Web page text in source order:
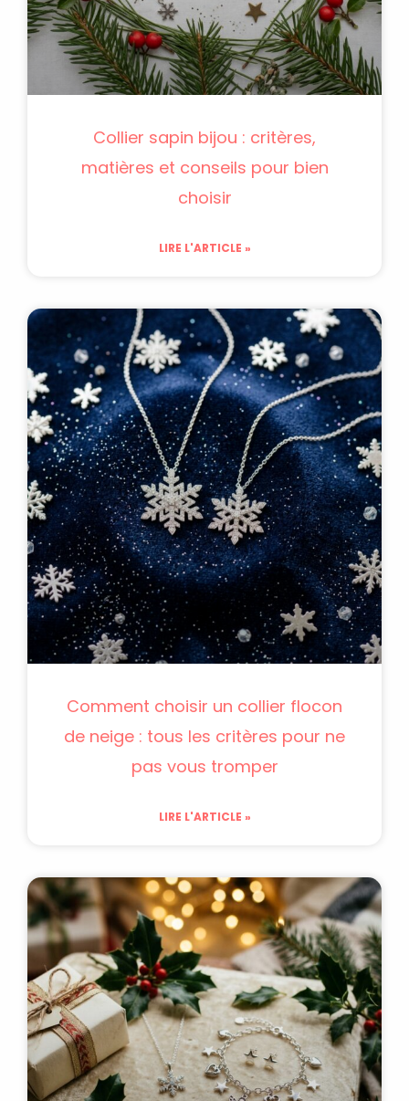
Collier sapin bijou : critères,
matières et conseils pour bien
choisir
LIRE L'ARTICLE »
Comment choisir un collier flocon
de neige : tous les critères pour ne
pas vous tromper
LIRE L'ARTICLE »